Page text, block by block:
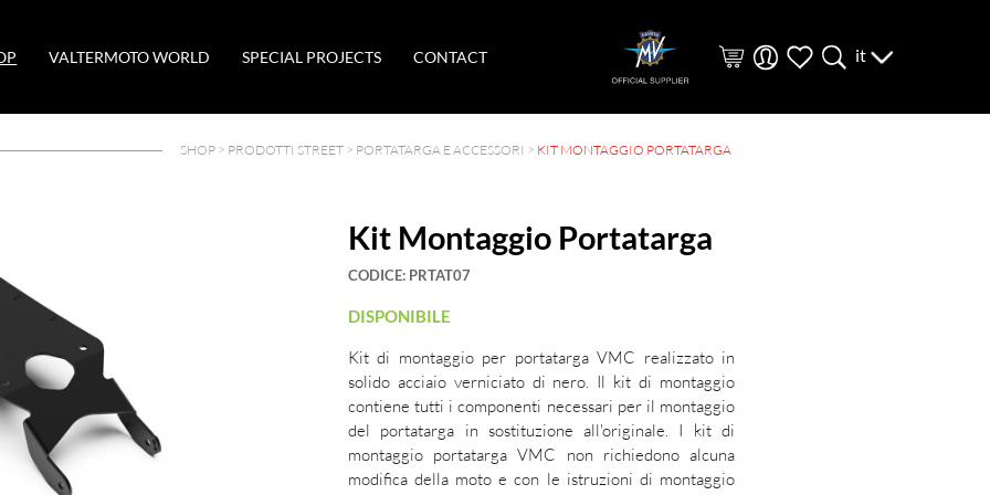
VALTERMOTO WORLD SPECIAL PROJECTS CONTACT it
SHOP > PRODOTTI STREET > PORTATARGA E ACCESSORI > KIT MONTAGGIO PORTATARGA
Kit Montaggio Portatarga
CODICE: PRTAT07
DISPONIBILE
Kit di montaggio per portatarga VMC realizzato in
solido acciaio verniciato di nero. Il kit di montaggio
contiene tutti i componenti necessari per il montaggio
del portatarga in sostituzione all'originale. I kit di
montaggio portatarga VMC non richiedono alcuna
modifica della moto e con le istruzioni di montaggio